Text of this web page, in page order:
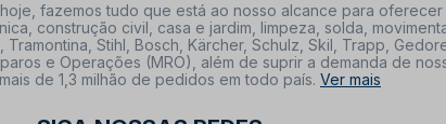
fazemos tudo que está ao nosso alcance para
construção civil, casa e jardim, limpeza, solda,
Stihl, Bosch, Kärcher, Schulz, Skil, Trapp,
e Operações (MRO), além de suprir a demanda de
de 1,3 milhão de pedidos em todo país. Ver mais